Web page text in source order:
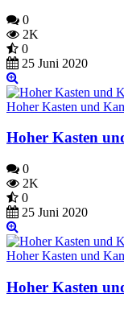
0
2K
0
25 Juni 2020
Hoher Kasten und
Hoher Kasten
0
2K
0
25 Juni 2020
Hoher Kasten und
Hoher Kasten